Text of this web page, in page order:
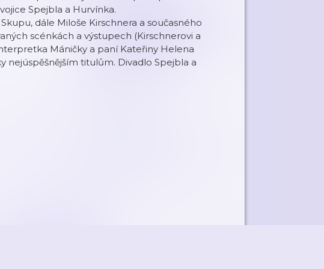
Spejbla a Hurvínka.
dále Miloše Kirschnera a současného
scénkách a výstupech (Kirschnerovi a
Máničky a paní Kateřiny Helena
nejúspěšnějším titulům. Divadlo Spejbla a